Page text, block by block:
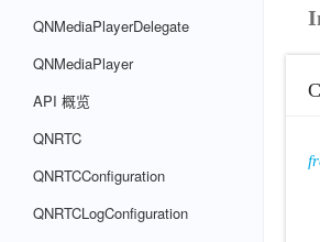
QNMediaPlayerDelegate
QNMediaPlayer
API 概览
QNRTC
QNRTCConfiguration
QNRTCLogConfiguration